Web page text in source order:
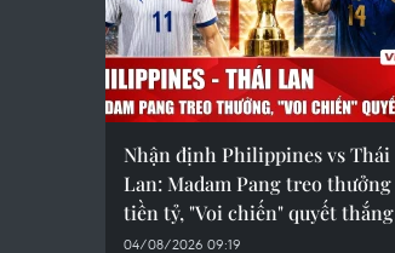
Nhận định Philippines vs Thái
Lan: Madam Pang treo thưởng
tiền tỷ, "Voi chiến" quyết thắng
04/08/2026 09:19